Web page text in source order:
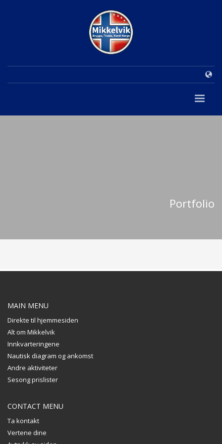
Portfolio
MAIN MENU
Direkte til hjemmesiden
Alt om Mikkelvik
Innkvarteringene
Nautisk diagram og ankomst
Andre aktiviteter
Sesong prislister
CONTACT MENU
Ta kontakt
Vertene dine